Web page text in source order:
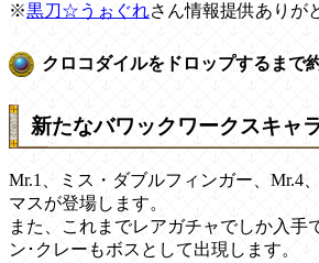
※黒刀☆うぉぐれさん情報提供ありが
クロコダイルをドロップするまで
新たなバワックワークスキャ
Mr.1、ミス・ダブルフィンガー、Mr.4
マスが登場します。
また、これまでレアガチャでしか入手
ン･クレーもボスとして出現します。